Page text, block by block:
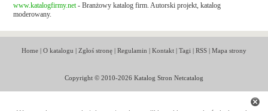
www.katalogfirmy.net - Branżowy katalog firm. Autorski projekt, katalog
moderowany.
Home| O katalogu | Zgłoś stronę| Regulamin | Kontakt| Tagi | RSS| Mapa strony
Copyright © 2010-2026 Katalog Stron Netcatalog